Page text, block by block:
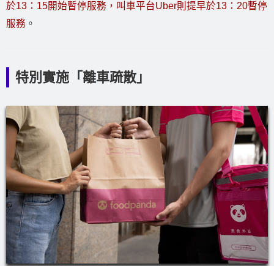
於13：15開始暫停服務，叫車平台Uber則提早於13：20暫停
服務 。
特別實施「離車疏散」